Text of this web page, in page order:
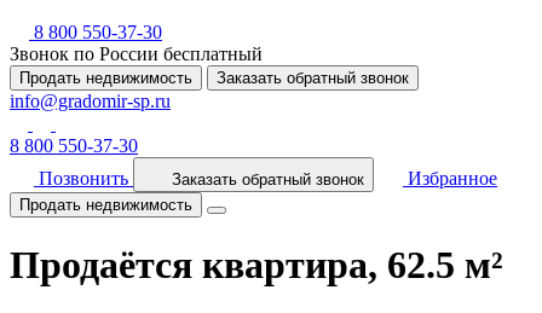
8 800 550-37-30
Звонок по России бесплатный
Продать недвижимость Заказать обратный звонок
info@gradomir-sp.ru
8 800 550-37-30
Позвонить
Заказать обратный звонок Избранное
Продать недвижимость
Продаётся квартира, 62.5 м²